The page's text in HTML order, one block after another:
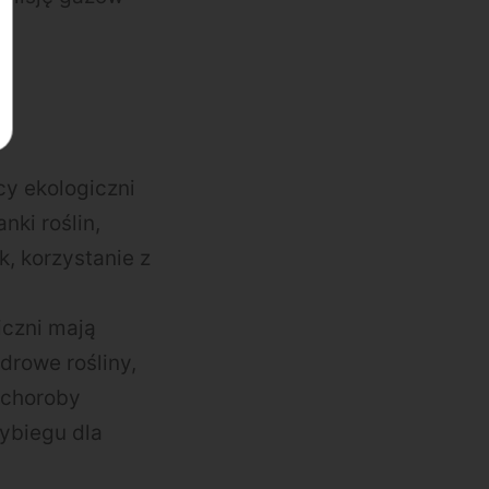
ekologiczni
roślin,
korzystanie z
mają
rośliny,
dla